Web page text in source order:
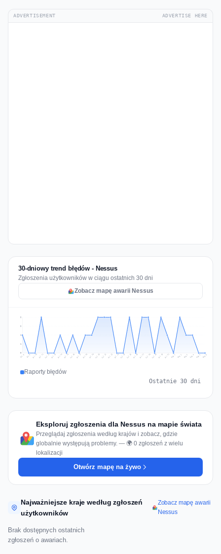
ADVERTISEMENT ADVERTISE HERE
30-dniowy trend błędów - Nessus
Zgłoszenia użytkowników w ciągu ostatnich 30 dni
Zobacz mapę awarii Nessus
1
1
2
2
Jul 8 Jul 9 Jul 10 Jul 11 Jul 12 Jul 13 Jul 14 Jul 15 Jul 16 Jul 17 Jul 18 Jul 19 Jul 20 Jul 21 Jul 22 Jul 23 Jul 24 Jul 25 Jul 26 Jul 27 Jul 28 Jul 29 Jul 30 Jul 31 Aug 1 Aug 2 Aug 3 Aug 4 Aug 5 Aug 6
Raporty błędów
Ostatnie 30 dni
Eksploruj zgłoszenia dla Nessus na mapie świata
Przeglądaj zgłoszenia według krajów i zobacz, gdzie
globalnie występują problemy. — 🌍 0 zgłoszeń z wielu
lokalizacji
Otwórz mapę na żywo
Najważniejsze kraje według zgłoszeń
użytkowników
Zobacz mapę awarii
Nessus
Brak dostępnych ostatnich
zgłoszeń o awariach.